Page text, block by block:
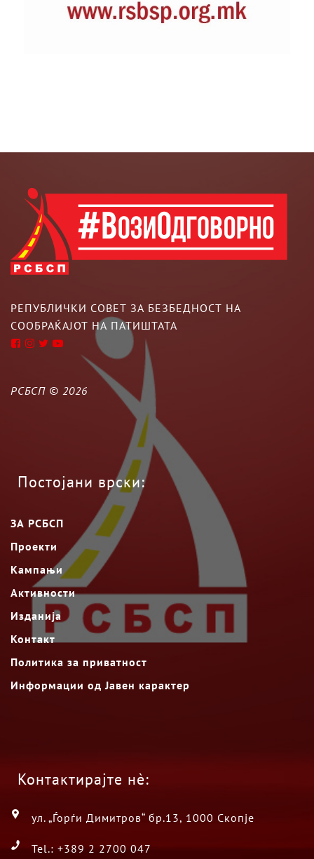
РЕПУБЛИЧКИ СОВЕТ ЗА БЕЗБЕДНОСТ НА
СООБРАЌАЈОТ НА ПАТИШТАТА
РСБСП © 2026
Постојани врски:
ЗА РСБСП
Проекти
Кампањи
Активности
Изданија
Контакт
Политика за приватност
Информации од Јавен карактер
Контактирајте нè:
ул. „Ѓорѓи Димитров“ бр.13, 1000 Скопје
Tel.: +389 2 2700 047